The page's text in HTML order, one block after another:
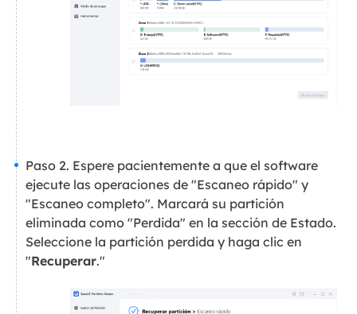
Paso 2. Espere pacientemente a que el software
ejecute las operaciones de "Escaneo rápido" y
"Escaneo completo". Marcará su partición
eliminada como "Perdida" en la sección de Estado.
Seleccione la partición perdida y haga clic en
"Recuperar."